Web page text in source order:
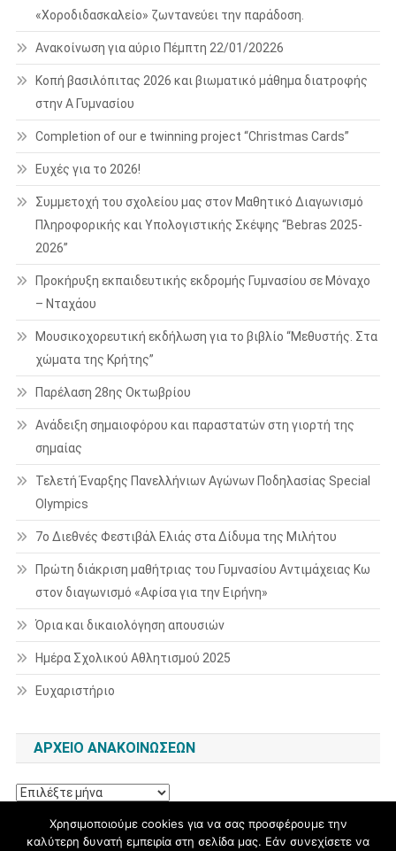
«Χοροδιδασκαλείο» ζωντανεύει την παράδοση.
Ανακοίνωση για αύριο Πέμπτη 22/01/20226
Κοπή βασιλόπιτας 2026 και βιωματικό μάθημα διατροφής
στην Α Γυμνασίου
Completion of our e twinning project “Christmas Cards”
Ευχές για το 2026!
Συμμετοχή του σχολείου μας στον Μαθητικό Διαγωνισμό
Πληροφορικής και Υπολογιστικής Σκέψης “Bebras 2025-
2026”
Προκήρυξη εκπαιδευτικής εκδρομής Γυμνασίου σε Μόναχο
– Νταχάου
Μουσικοχορευτική εκδήλωση για το βιβλίο “Μεθυστής. Στα
χώματα της Κρήτης”
Παρέλαση 28ης Οκτωβρίου
Ανάδειξη σημαιοφόρου και παραστατών στη γιορτή της
σημαίας
Τελετή Έναρξης Πανελλήνιων Αγώνων Ποδηλασίας Special
Olympics
7ο Διεθνές Φεστιβάλ Ελιάς στα Δίδυμα της Μιλήτου
Πρώτη διάκριση μαθήτριας του Γυμνασίου Αντιμάχειας Κω
στον διαγωνισμό «Αφίσα για την Ειρήνη»
Όρια και δικαιολόγηση απουσιών
Ημέρα Σχολικού Αθλητισμού 2025
Ευχαριστήριο
ΑΡΧΕΊΟ ΑΝΑΚΟΙΝΏΣΕΩΝ
Αρχείο
Χρησιμοποιούμε cookies για να σας προσφέρουμε την
καλύτερη δυνατή εμπειρία στη σελίδα μας. Εάν συνεχίσετε να